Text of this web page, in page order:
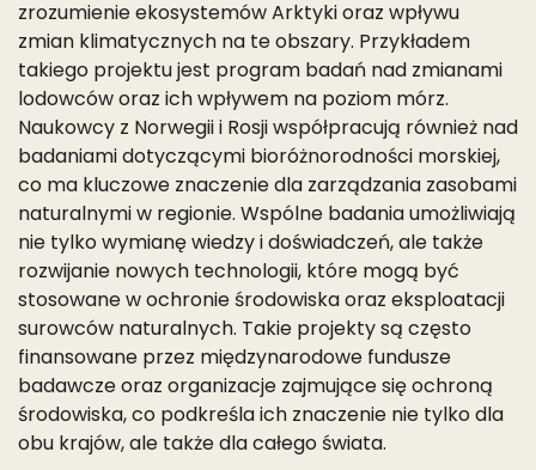
zrozumienie ekosystemów Arktyki oraz wpływu
zmian klimatycznych na te obszary. Przykładem
takiego projektu jest program badań nad zmianami
lodowców oraz ich wpływem na poziom mórz.
Naukowcy z Norwegii i Rosji współpracują również nad
badaniami dotyczącymi bioróżnorodności morskiej,
co ma kluczowe znaczenie dla zarządzania zasobami
naturalnymi w regionie. Wspólne badania umożliwiają
nie tylko wymianę wiedzy i doświadczeń, ale także
rozwijanie nowych technologii, które mogą być
stosowane w ochronie środowiska oraz eksploatacji
surowców naturalnych. Takie projekty są często
finansowane przez międzynarodowe fundusze
badawcze oraz organizacje zajmujące się ochroną
środowiska, co podkreśla ich znaczenie nie tylko dla
obu krajów, ale także dla całego świata.